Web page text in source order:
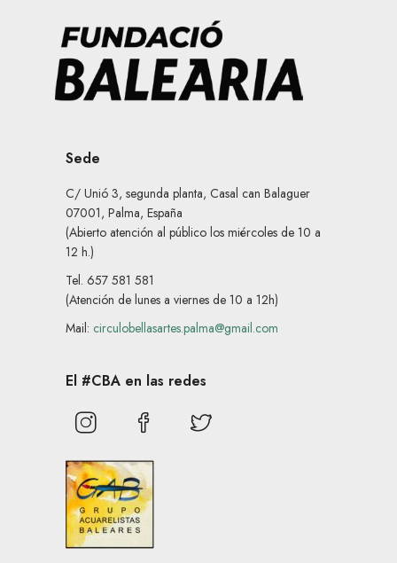
Sede
C/ Unió 3, segunda planta, Casal can Balaguer
07001, Palma, España
(Abierto atención al público los miércoles de 10 a
12 h.)
Tel. 657 581 581
(Atención de lunes a viernes de 10 a 12h)
Mail: circulobellasartes.palma@gmail.com
El #CBA en las redes